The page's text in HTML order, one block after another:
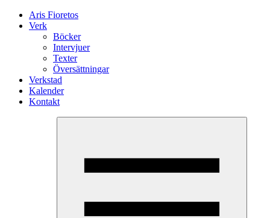
Aris Fioretos
Verk
Böcker
Intervjuer
Texter
Översättningar
Verkstad
Kalender
Kontakt